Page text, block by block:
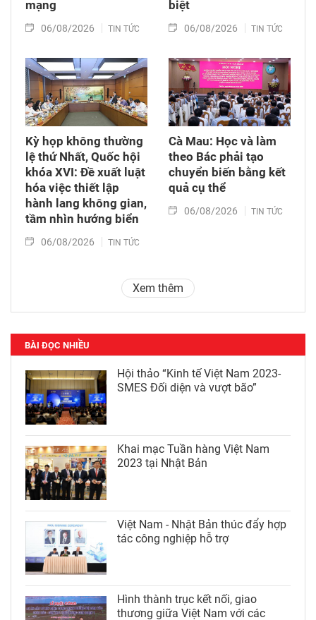
mạng
06/08/2026 TIN TỨC
biệt
06/08/2026 TIN TỨC
Kỳ họp không thường
lệ thứ Nhất, Quốc hội
khóa XVI: Đề xuất luật
hóa việc thiết lập
hành lang không gian,
tầm nhìn hướng biển
06/08/2026 TIN TỨC
Cà Mau: Học và làm
theo Bác phải tạo
chuyển biến bằng kết
quả cụ thể
06/08/2026 TIN TỨC
Xem thêm
BÀI ĐỌC NHIỀU
Hội thảo “Kinh tế Việt Nam 2023-
SMES Đối diện và vượt bão”
Khai mạc Tuần hàng Việt Nam
2023 tại Nhật Bản
Việt Nam - Nhật Bản thúc đẩy hợp
tác công nghiệp hỗ trợ
Hình thành trục kết nối, giao
thương giữa Việt Nam với các